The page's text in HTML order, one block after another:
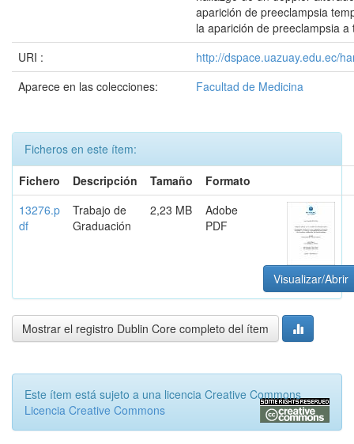
aparición de preeclampsia
la aparición de preeclampsia a
URI :
http://dspace.uazuay.edu.ec/
Aparece en las colecciones:
Facultad de Medicina
Ficheros en este ítem:
Fichero
Descripción Tamaño
Formato
13276.p
df
Trabajo de
Graduación
2,23 MB
Adobe
PDF
Visualizar/Abrir
Mostrar el registro Dublin Core completo del ítem
Este ítem está sujeto a una licencia Creative Commons
Licencia Creative Commons